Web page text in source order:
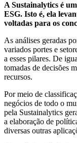
A Sustainalytics é
ESG. Isto é, ela
voltadas para os
As análises geradas
variados portes e
a esses pilares. De
tomadas de decisões
recursos.
Por meio de
negócios de todo o
pela Sustainalytics
a elaboração de
diversas outras